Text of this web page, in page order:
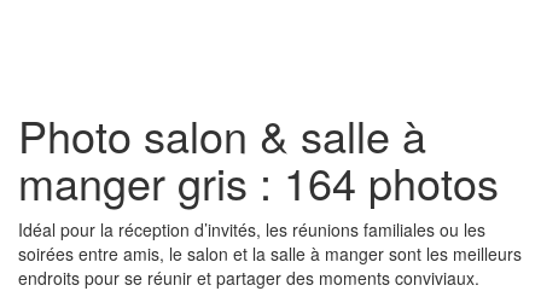
Photo salon & salle à
manger gris : 164 photos
Idéal pour la réception d’invités, les réunions familiales ou les
soirées entre amis, le salon et la salle à manger sont les meilleurs
endroits pour se réunir et partager des moments conviviaux.